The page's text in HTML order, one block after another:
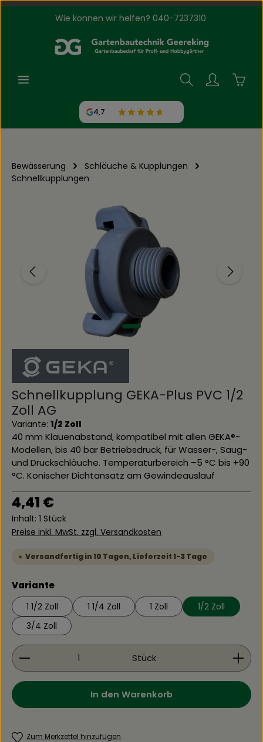
Zum Hauptinhalt springen
Wie können wir helfen? 040-7237310
4,7
Bewässerung
Schläuche & Kupplungen
Schnellkupplungen
Bildergalerie überspringen
Schnellkupplung GEKA-Plus PVC 1/2
Zoll AG
Variante: 1/2 Zoll
40 mm Klauenabstand, kompatibel mit allen GEKA®-
Modellen, bis 40 bar Betriebsdruck, für Wasser-, Saug-
und Druckschläuche. Temperaturbereich –5 °C bis +90
°C. Konischer Dichtansatz am Gewindeauslauf
Regulärer Preis:
4,41 €
Inhalt: 1 Stück
Preise inkl. MwSt. zzgl. Versandkosten
Versandfertig in 10 Tagen, Lieferzeit 1-3 Tage
Varianteauswählen
1 1/2 Zoll 1 1/4 Zoll 1 Zoll
1/2 Zoll
3/4 Zoll
Produkt Anzahl: Gib den gewünschten Wert
Stück
In den Warenkorb
Zum Merkzettel hinzufügen